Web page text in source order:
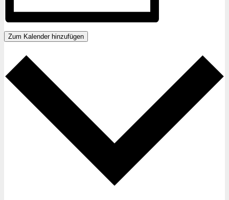
Zum Kalender hinzufügen